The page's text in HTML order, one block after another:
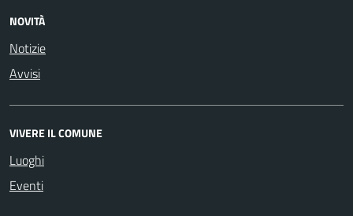
NOVITÀ
Notizie
Avvisi
VIVERE IL COMUNE
Luoghi
Eventi